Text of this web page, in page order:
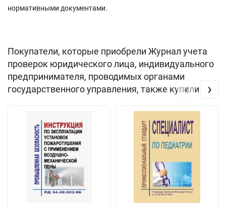
нормативными документами.
Покупатели, которые приобрели Журнал учета
проверок юридического лица, индивидуального
предпринимателя, проводимых органами
государственного управления, также купили
‹ ›